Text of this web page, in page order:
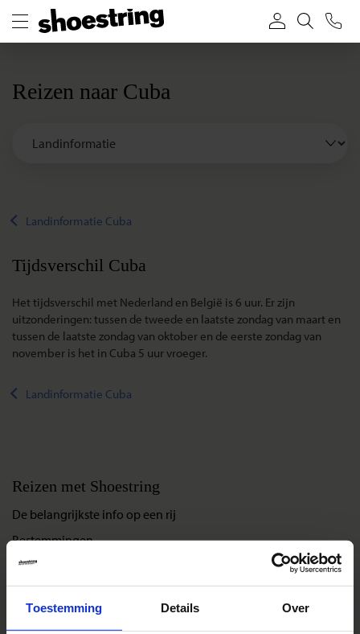
Toestemming Details Over
Reizen naar Cuba
Landinformatie Cuba
Tijdsverschil Cuba
Het tijdsverschil met Nederland en België is 6 uur. Er zijn
uitzonderingen: tussen de tweede en laatste zondag van maart en
tussen de laatste zondag van oktober en de eerste zondag van
november is het in Cuba 5 uur vroeger.
Landinformatie Cuba
Reizen met Shoestring
De belangrijkste info op een rij
Bestemmingen
Duurzaam reizen
Reis- en annuleringsvoorwaarden
Veelgestelde vragen